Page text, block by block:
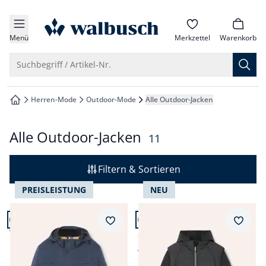
springen
springen
springen
springen
Menü zur Startseite Merkzettel Warenkorb
Suchbegriff / Artikel-Nr.
zur Startseite
Herren-Mode Outdoor-Mode Alle Outdoor-Jacken
Alle Outdoor-Jacken Ergebnisse
11
Filtern & Sortieren
Artikel 1 von 11.
PREISLEISTUNG
Wasserdichte
Funktionsjacke
Merkzettel
Artikel 2 von 11.
NEU
Softshelljacke mit
Aussenweste